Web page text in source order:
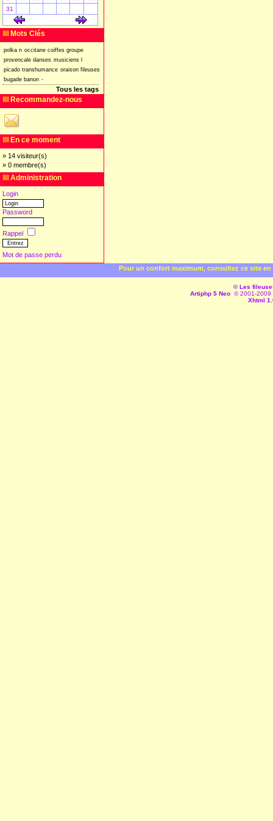
31
Mots Clés
polka n occitane coiffes groupe
provencale danses musiciens
picado transhumance oraison fileuses
bugade banon -
Tous les tags
Recommandez-nous
En ce moment
» 14 visiteur(s)
» 0 membre(s)
Administration
Login
Password
Rappel
Mot de passe perdu
Pour un confort maximum, consultez ce site
© Les
Artiphp 5 Neo © 2001-2009
Xhtml